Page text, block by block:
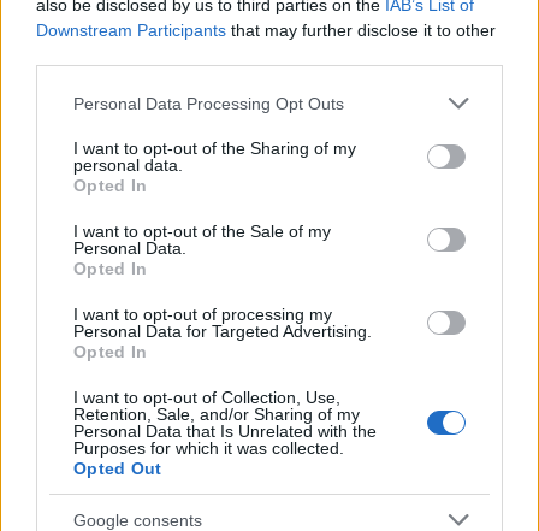
also be disclosed by us to third parties on the IAB’s List of
Downstream Participants that may further disclose it to other
Please note that this website/app uses one or more Google
not limited to your visit or usage behaviour. You may click to
grant or deny consent to Google and its third-party tags to
use your data for below specified purposes in below Google
consent section.
Personal Data Processing Opt Outs
I want to opt-out of the Sharing of my
personal data.
Opted In
I want to opt-out of the Sale of my
Personal Data.
Opted In
I want to opt-out of processing my
Personal Data for Targeted Advertising.
Opted In
I want to opt-out of Collection, Use,
Retention, Sale, and/or Sharing of my
Personal Data that Is Unrelated with the
Purposes for which it was collected.
Opted Out
Google consents
Bűn a bérvisszatartás
Kabai Domokos Lajos
A kormányfő hazugságot vizionál ott, ahol a döntése
nyomán alapvető katolikus érték sérül.
Felebarátaim! Közöttük is elsősorban azok az
embertársaim, akikkel hol itt, hol ott összehozott a
sors, ám csak nyugdíjba vonulásuk után derült ki
róluk, hogy felismerték magukban a buzgó
vallásost. Ne…